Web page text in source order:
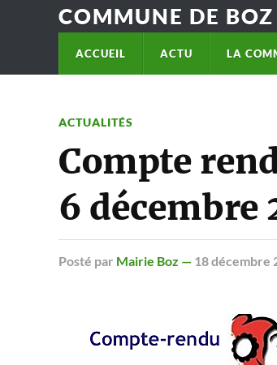
COMMUNE DE BOZ
ACCUEIL ACTU LA
ACTUALITÉS
Compte
6 décembre
Posté par Mairie Boz — 18 décembre